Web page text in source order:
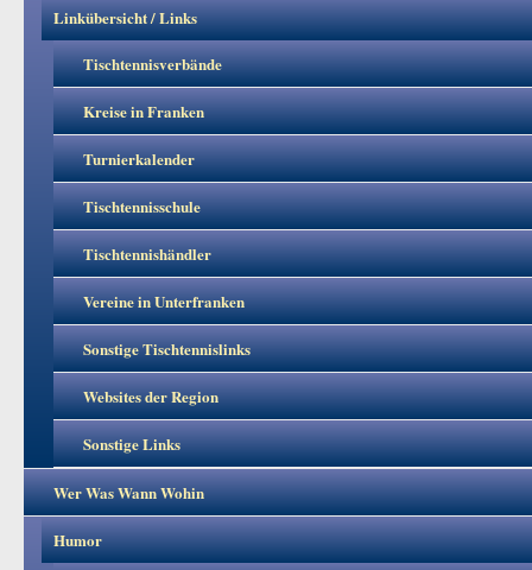
Linkübersicht / Links
Tischtennisverbände
Kreise in Franken
Turnierkalender
Tischtennisschule
Tischtennishändler
Vereine in Unterfranken
Sonstige Tischtennislinks
Websites der Region
Sonstige Links
Wer Was Wann Wohin
Humor